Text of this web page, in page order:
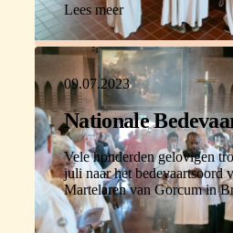
Lees meer
09.07.2023
Nationale
Vele honderden gelovigen
juli naar het bedevaartsoord
Martelaren van Gorcum in